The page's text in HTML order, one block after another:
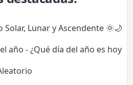
Lunar y Ascendente 🌞🌙✨
año - ¿Qué día del año es hoy?